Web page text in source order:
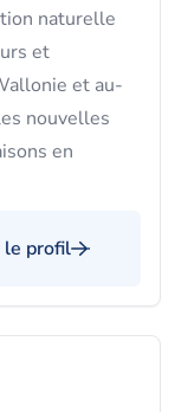
naturelle
et
et au-
nouvelles
en
le profil